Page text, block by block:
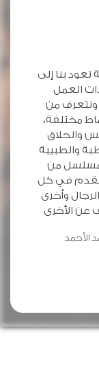
بنا إلى
العمل
من
مختلفة،
والحلاق
والطبيبة
من
في كل
وأخرى
عن الأخرى
الأحمد